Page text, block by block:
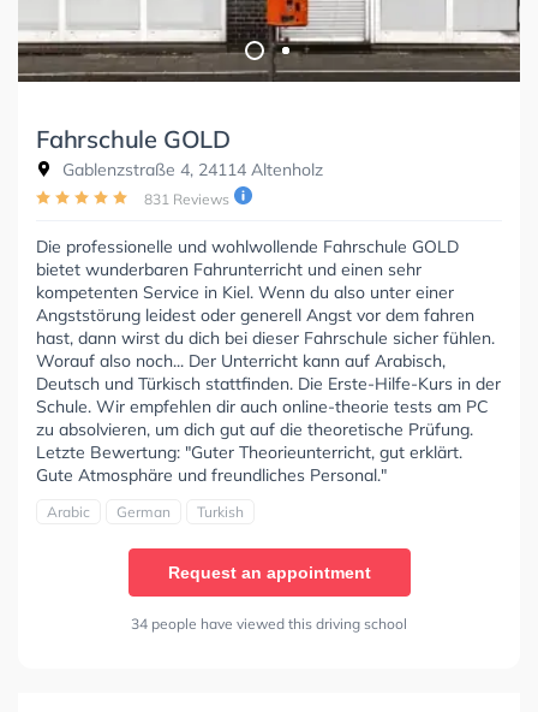
Fahrschule GOLD
Gablenzstraße 4, 24114 Altenholz
831 Reviews
Die professionelle und wohlwollende Fahrschule GOLD
bietet wunderbaren Fahrunterricht und einen sehr
kompetenten Service in Kiel. Wenn du also unter einer
Angststörung leidest oder generell Angst vor dem fahren
hast, dann wirst du dich bei dieser Fahrschule sicher fühlen.
Worauf also noch... Der Unterricht kann auf Arabisch,
Deutsch und Türkisch stattfinden. Die Erste-Hilfe-Kurs in der
Schule. Wir empfehlen dir auch online-theorie tests am PC
zu absolvieren, um dich gut auf die theoretische Prüfung.
Letzte Bewertung: "Guter Theorieunterricht, gut erklärt.
Gute Atmosphäre und freundliches Personal."
Arabic German Turkish
Request an appointment
34 people have viewed this driving school